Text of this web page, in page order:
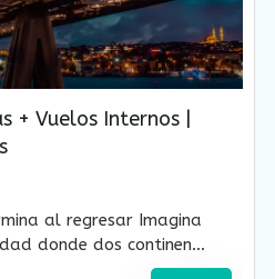
$ 1,470.00
+ Vuelos Internos |
al regresar Imagina
donde dos continen...